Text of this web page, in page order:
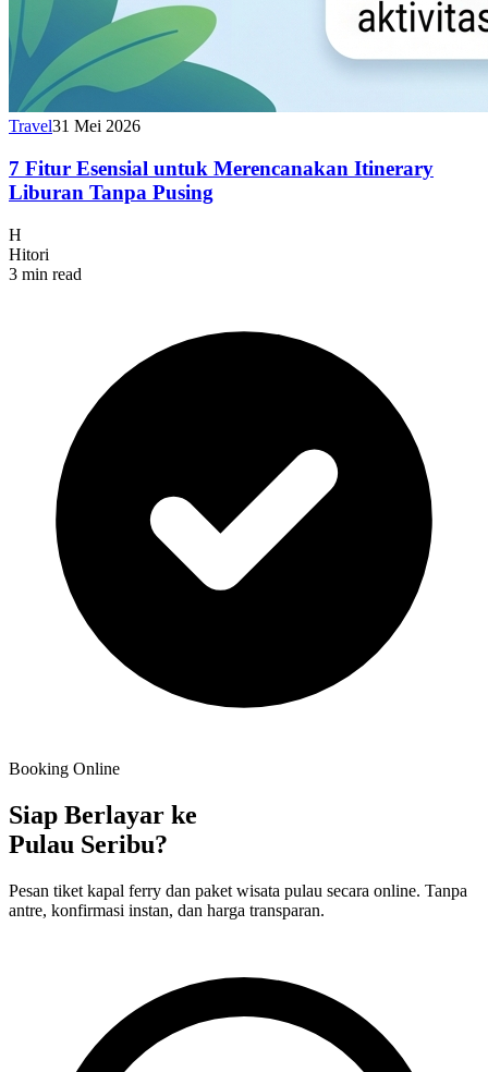
Travel31 Mei 2026
7 Fitur Esensial untuk Merencanakan Itinerary
Liburan Tanpa Pusing
H
Hitori
3 min read
Booking Online
Siap Berlayar ke
Pulau Seribu?
Pesan tiket kapal ferry dan paket wisata pulau secara online. Tanpa
antre, konfirmasi instan, dan harga transparan.